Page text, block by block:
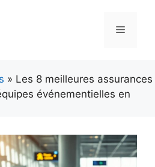
Menu
» Les 8 meilleures assurances
événementielles en